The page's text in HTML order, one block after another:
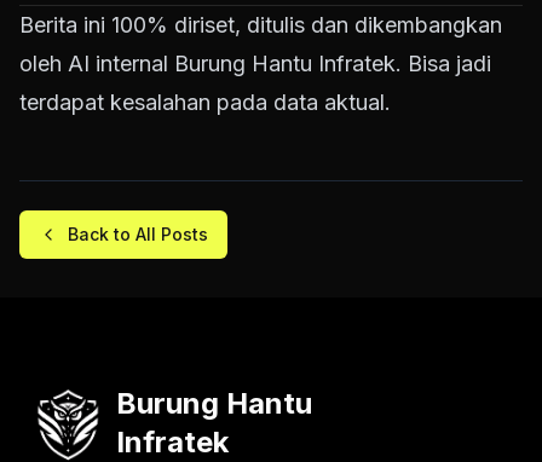
Berita ini 100% diriset, ditulis dan dikembangkan
oleh AI internal Burung Hantu Infratek. Bisa jadi
terdapat kesalahan pada data aktual.
Back to All Posts
Burung Hantu
Infratek